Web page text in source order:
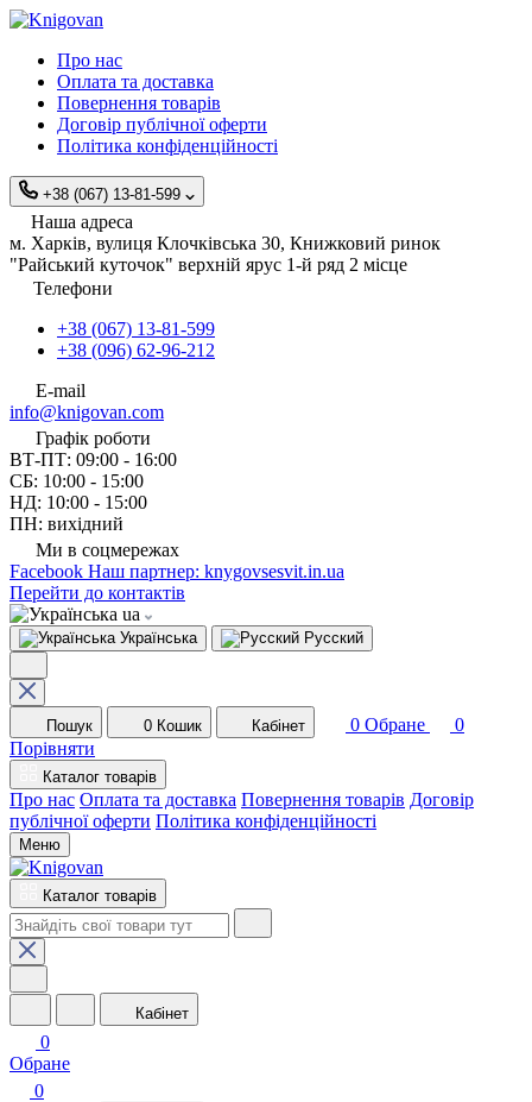
Про нас
Оплата та доставка
Повернення товарів
Договір публічної оферти
Політика конфіденційності
+38 (067) 13-81-599
Наша адреса
м. Харків, вулиця Клочківська 30, Книжковий ринок
"Райський куточок" верхній ярус 1-й ряд 2 місце
Телефони
+38 (067) 13-81-599
+38 (096) 62-96-212
E-mail
info@knigovan.com
Графік роботи
ВТ-ПТ: 09:00 - 16:00
СБ: 10:00 - 15:00
НД: 10:00 - 15:00
ПН: вихідний
Ми в соцмережах
Facebook Наш партнер: knygovsesvit.in.ua
Перейти до контактів
ua
Українська Русский
Пошук 0 Кошик Кабінет 0 Обране
0
Порівняти
Каталог товарів
Про нас Оплата та доставка Повернення товарів Договір
публічної оферти Політика конфіденційності
Меню
Каталог товарів
Кабінет
0
Обране
0